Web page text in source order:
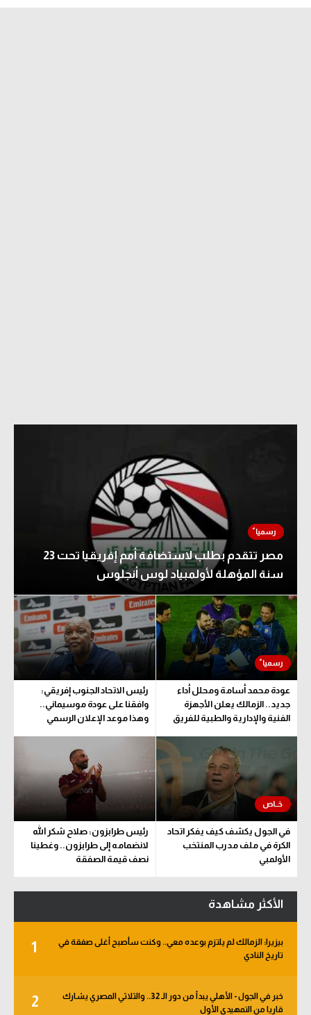
مصر تتقدم بطلب لاستضافة أمم إفريقيا تحت 23
سنة المؤهلة لأولمبياد لوس أنجلوس
عودة محمد أسامة ومحلل أداء
جديد.. الزمالك يعلن الأجهزة
الفنية والإدارية والطبية للفريق
رئيس الاتحاد الجنوب إفريقي:
وافقنا على عودة موسيماني..
وهذا موعد الإعلان الرسمي
في الجول يكشف كيف يفكر اتحاد
الكرة في ملف مدرب المنتخب
الأولمبي
رئيس طرابزون: صلاح شكر الله
لانضمامه إلى طرابزون.. وغطينا
نصف قيمة الصفقة
الأكثر مشاهدة
1
بيزيرا: الزمالك لم يلتزم بوعده معي.. وكنت سأصبح أغلى صفقة في
تاريخ النادي
2
خبر في الجول - الأهلي يبدأ من دور الـ 32.. والثلاثي المصري يشارك
قاريا من التمهيدي الأول